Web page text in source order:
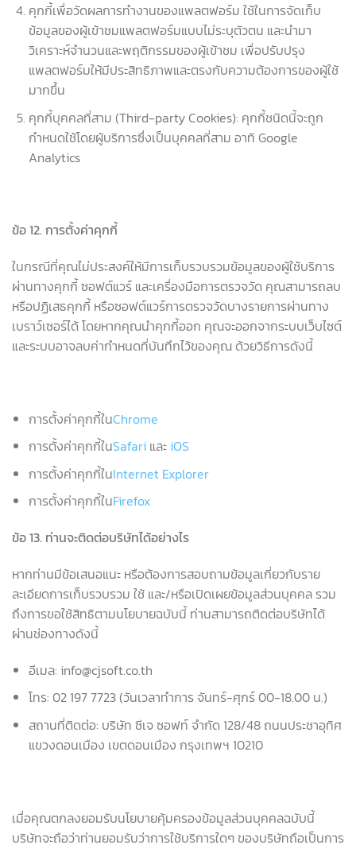
คุกกี้เพื่อวัดผลการทำงานของแพลตฟอร์ม ใช้ในการจัดเก็บ
ข้อมูลของผู้เข้าชมแพลตฟอร์มแบบไม่ระบุตัวตน และนำมา
วิเคราะห์จำนวนและพฤติกรรมของผู้เข้าชม เพื่อปรับปรุง
แพลตฟอร์มให้มีประสิทธิภาพและตรงกับความต้องการของผู้ใช้
มากขึ้น
คุกกี้บุคคลที่สาม (Third-party Cookies): คุกกี้ชนิดนี้จะถูก
กำหนดใช้โดยผู้บริการซึ่งเป็นบุคคลที่สาม อาทิ Google
Analytics
ข้อ12. การตั้งค่าคุกกี้
ในกรณีที่คุณไม่ประสงค์ให้มีการเก็บรวบรวมข้อมูลของผู้ใช้บริการ
ผ่านทางคุกกี้ ซอฟต์แวร์ และเครื่องมือการตรวจวัด คุณสามารถลบ
หรือปฏิเสธคุกกี้ หรือซอฟต์แวร์การตรวจวัดบางรายการผ่านทาง
เบราว์เซอร์ได้ โดยหากคุณนำคุกกี้ออก คุณจะออกจากระบบเว็บไซต์
และระบบอาจลบค่ากำหนดที่บันทึกไว้ของคุณ ด้วยวิธีการดังนี้
การตั้งค่าคุกกี้ในChrome
การตั้งค่าคุกกี้ในSafariและ iOS
การตั้งค่าคุกกี้ในInternet Explorer
การตั้งค่าคุกกี้ในFirefox
ข้อ13. ท่านจะติดต่อบริษัทได้อย่างไร
หากท่านมีข้อเสนอแนะ หรือต้องการสอบถามข้อมูลเกี่ยวกับราย
ละเอียดการเก็บรวบรวม ใช้ และ/หรือเปิดเผยข้อมูลส่วนบุคคล รวม
ถึงการขอใช้สิทธิตามนโยบายฉบับนี้ ท่านสามารถติดต่อบริษัทได้
ผ่านช่องทางดังนี้
อีเมล: info@cjsoft.co.th
โทร: 02 197 7723 (วันเวลาทำการ จันทร์-ศุกร์ 00-18.00 น.)
สถานที่ติดต่อ: บริษัท ซีเจ ซอฟท์ จำกัด 128/48 ถนนประชาอุทิศ
แขวงดอนเมือง เขตดอนเมือง กรุงเทพฯ 10210
เมื่อคุณตกลงยอมรับนโยบายคุ้มครองข้อมูลส่วนบุคคลฉบับนี้
บริษัทจะถือว่าท่านยอมรับว่าการใช้บริการใดๆ ของบริษัทถือเป็นการ